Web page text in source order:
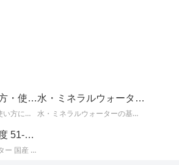
水の上手な飲み方・使い方
水の上手な飲み方や使い方についての情報。
水・ミネラルウォーターの基礎知識
水・ミネラルウォーターの基本的な知識。水とミネラルウォーターに関するさまざまな事柄。
国産の軟水（硬度 51-100mg/L）
軟水 ミネラルウォーター 国産 （ 硬度 51 ～ 100 ）に関する情報です。日本のミネラルウォーターはほとんどが軟水ですが、その中でも硬度が 51 ～ 100mg/L までの 軟水 を紹介します。